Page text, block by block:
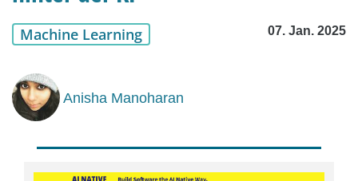
Machine Learning 07. Jan. 2025
Anisha Manoharan